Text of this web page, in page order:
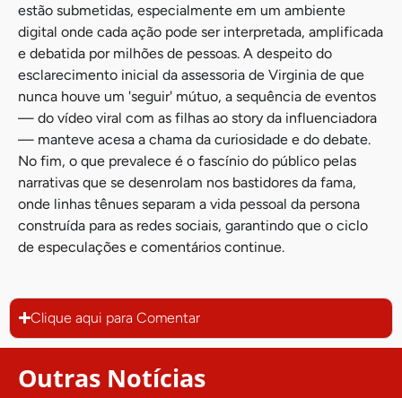
estão submetidas, especialmente em um ambiente
digital onde cada ação pode ser interpretada, amplificada
e debatida por milhões de pessoas. A despeito do
esclarecimento inicial da assessoria de Virginia de que
nunca houve um 'seguir' mútuo, a sequência de eventos
— do vídeo viral com as filhas ao story da influenciadora
— manteve acesa a chama da curiosidade e do debate.
No fim, o que prevalece é o fascínio do público pelas
narrativas que se desenrolam nos bastidores da fama,
onde linhas tênues separam a vida pessoal da persona
construída para as redes sociais, garantindo que o ciclo
de especulações e comentários continue.
Clique aqui para Comentar
Outras Notícias